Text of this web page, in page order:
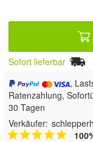
Sofort lieferbar
,
Ratenzahlung,
30 Tagen
Verkäufer: